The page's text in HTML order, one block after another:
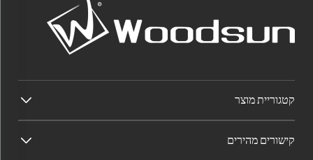
קטגוריית מוצר
קישורים מהירים